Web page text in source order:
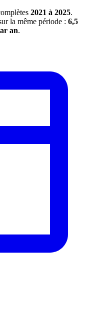
2021 à 2025.
la même période : 6,5
an.